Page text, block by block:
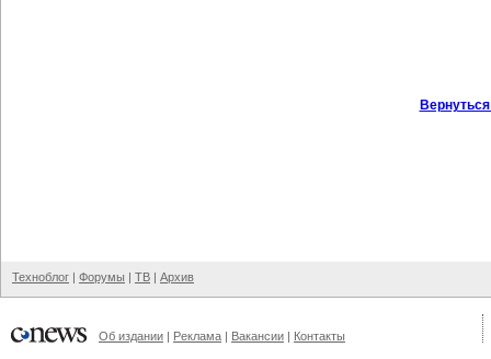
Техноблог | Форумы | ТВ | Архив
Об издании | Реклама | Вакансии | Контакты